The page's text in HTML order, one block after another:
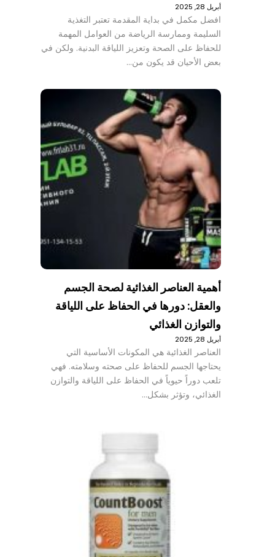
أبريل 28, 2025
افضل مكمل في بداية المقدمة تعتبر التغذية
السليمة وممارسة الرياضة من العوامل المهمة
للحفاظ على الصحة وتعزيز اللياقة البدنية. ولكن في
بعض الأحيان قد يكون من…
أهمية العناصر الغذائية لصحة الجسم
والعقل: دورها في الحفاظ على اللياقة
والتوازن الغذائي
أبريل 28, 2025
العناصر الغذائية هي المكونات الأساسية التي
يحتاجها الجسم للحفاظ على صحته وسلامته. فهي
تلعب دوراً حيوياً في الحفاظ على اللياقة والتوازن
الغذائي، وتؤثر بشكل…